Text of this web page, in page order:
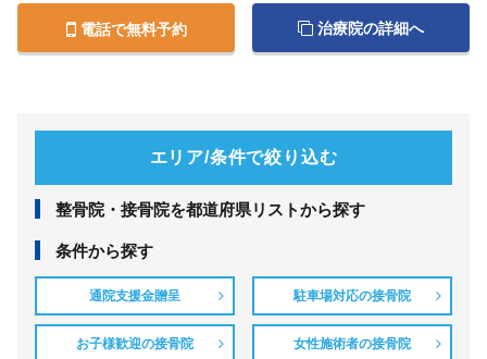
電話で無料予約 治療院の詳細へ
エリア/条件で絞り込む
整⾻院・接⾻院を都道府県リストから探す
条件から探す
通院支援金贈呈 駐車場対応の接骨院
お子様歓迎の接骨院 女性施術者の接骨院